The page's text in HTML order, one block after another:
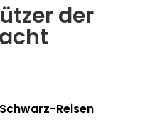
der
Schwarz-Reisen